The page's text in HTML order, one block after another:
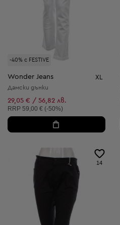
-40% с FESTIVE
Wonder Jeans XL
Дамски дънки
29,05 € / 56,82 лв.
Препоръчителна цена:
RRP 59,00 € (-50%)
14